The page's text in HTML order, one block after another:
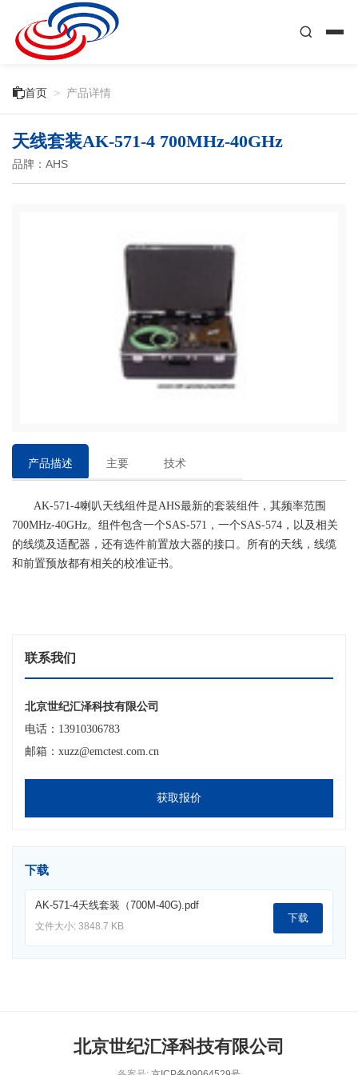
首页 > 产品详情
天线套装AK-571-4 700MHz-40GHz
品牌：AHS
产品描述
主要
技术
AK-571-4喇叭天线组件是AHS最新的套装组件，其频率范围
700MHz-40GHz。组件包含一个SAS-571，一个SAS-574，以及相关
的线缆及适配器，还有选件前置放大器的接口。所有的天线，线缆
和前置预放都有相关的校准证书。
联系我们
北京世纪汇泽科技有限公司
电话：13910306783
邮箱：xuzz@emctest.com.cn
获取报价
下载
AK-571-4天线套装（700M-40G).pdf
文件大小: 3848.7 KB
下载
北京世纪汇泽科技有限公司